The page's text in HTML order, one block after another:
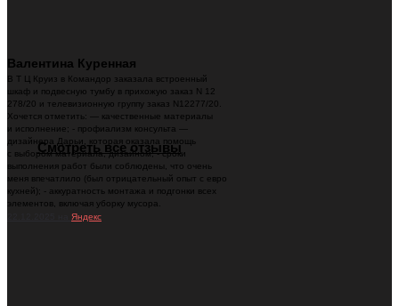
Смотреть все отзывы
Валентина Куренная
В Т Ц Круиз в Командор заказала встроенный
шкаф и подвесную тумбу в прихожую заказ N 12
278/20 и телевизионную группу заказ N12277/20.
Хочется отметить: — качественные материалы
и исполнение; - профиализм консульта —
дизайнера Дарьи, которая оказала помощь
с выбором материала, дизайном; - сроки
выполнения работ были соблюдены, что очень
меня впечатлило (был отрицательный опыт с евро
кухней); - аккуратность монтажа и подгонки всех
элементов, включая уборку мусора.
Яндекс